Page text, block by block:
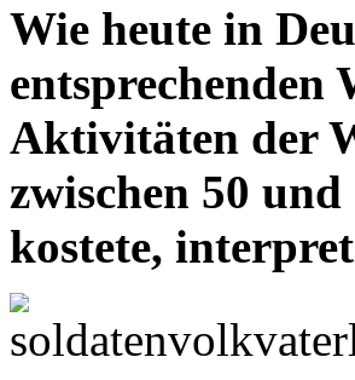
Wie heute in
entsprechenden
Aktivitäten der
zwischen 50
kostete,